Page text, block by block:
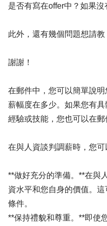
是否有寫在offer中？如果
此外，還有幾個問題想請教
謝謝！
在郵件中，您可以簡單說
薪幅度在多少。如果您有
經驗或技能，您也可以在郵
在與人資談判調薪時，您可
**做好充分的準備。**在與
資水平和您自身的價值。
條件。
**保持禮貌和尊重。**即使